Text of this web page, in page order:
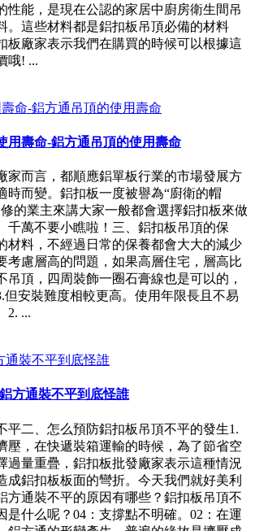
性能，是現在公認的家居中廚房衛生間吊
。這些材料都是鋁扣板吊頂必備的材料
板廠家表示我們在購買的時候可以根據這
哦! ...
用壽命-鋁方通吊頂的使用壽命
家而言，都順應鋁單板行業的市場發展方
時而變。鋁扣板一度被譽為“廚衛的帽
的業主來講大家一般都會選擇鋁扣板來做
千萬不要小瞧啦！三、鋁扣板吊頂的保
材料，不經過日常的保養都會大大的減少
考慮層高的問題，如果高層住宅，層高比
吊頂，四周裝飾一圈石膏線也是可以的，
但安裝難度相較更高。使用年限長且不易
2. ...
方通裝不平到底怪誰
平二、怎么預防鋁扣板吊頂不平的發生1.
壓，在快遞裝箱運輸的時候，為了節省空
過量重疊，鋁扣板批發廠家表示這種情況
成鋁扣板板面的彎折。今天我們就好美利
方通裝不平的原因有哪些？鋁扣板吊頂不
是什么呢？04：支撐點不明確。02：在運